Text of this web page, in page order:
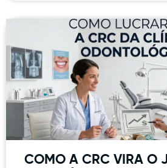
COMO A CRC VIRA O